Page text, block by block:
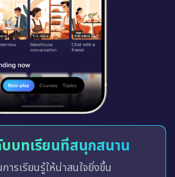
บทเรียนที่สนุกสนาน
ารเรียนรู้ให้น่าสนใจยิ่งขึ้น